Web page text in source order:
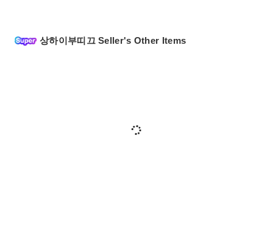
상하이부띠끄 Seller's Other Items